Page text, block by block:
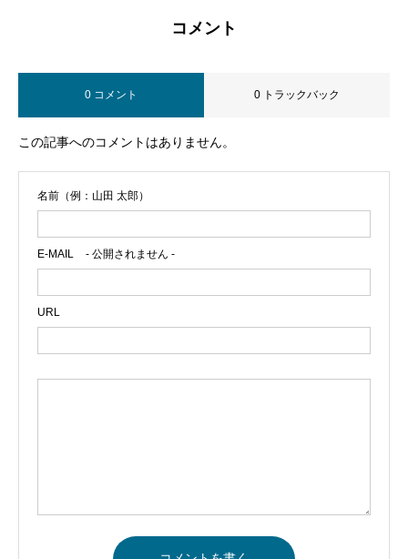
コメント
0 コメント 0 トラックバック
この記事へのコメントはありません。
名前（例：山田 太郎）
E-MAIL - 公開されません -
URL